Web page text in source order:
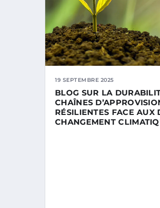
19 SEPTEMBRE 2025
BLOG SUR LA
CHAÎNES
RÉSILIENTES FACE AUX
CHANGEMENT